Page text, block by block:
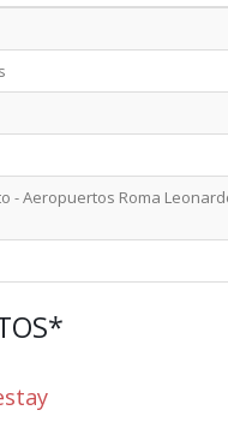
Aeropuertos Roma